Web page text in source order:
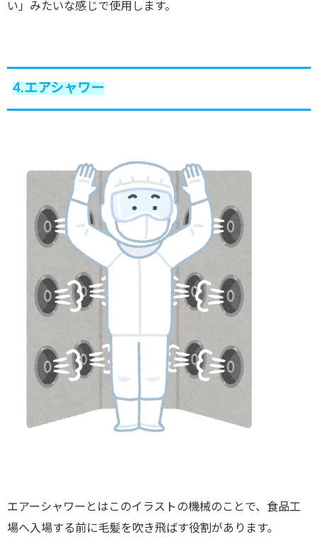
い」みたいな感じで使用します。
4.エアシャワー
エアーシャワーとはこのイラストの機械のことで、食品工
場へ入場する前に毛髪を吹き飛ばす役割があります。